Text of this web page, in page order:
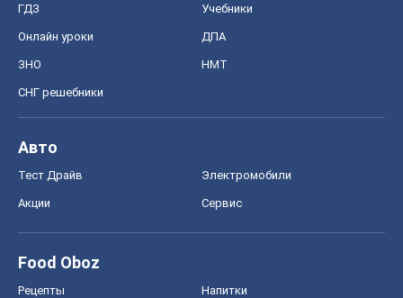
ГДЗ Учебники
Онлайн уроки ДПА
ЗНО НМТ
СНГ решебники
Авто
Тест Драйв Электромобили
Акции Сервис
Food Oboz
Рецепты Напитки